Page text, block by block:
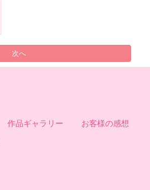
作品ギャラリー お客様の感想